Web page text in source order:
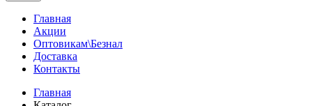
Главная
Акции
Оптовикам\Безнал
Доставка
Контакты
Главная